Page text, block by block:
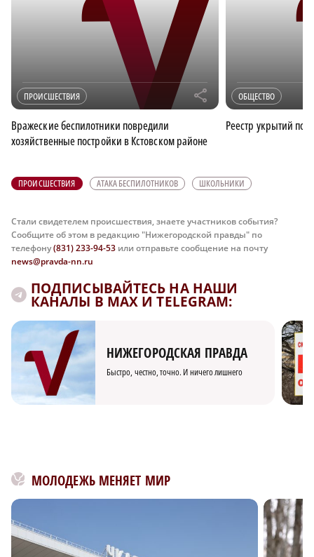
ПРОИСШЕСТВИЯ r
Вражеские беспилотники повредили
хозяйственные постройки в Кстовском районе
ОБЩЕСТВО
Реестр укрытий
ПРОИСШЕСТВИЯ АТАКА БЕСПИЛОТНИКОВ ШКОЛЬНИКИ
Стали свидетелем происшествия, знаете участников события?
Сообщите об этом в редакцию "Нижегородской правды" по
телефону(831) 233-94-53 или отправьте сообщение на почту
news@pravda-nn.ru
ПОДПИСЫВАЙТЕСЬ НА НАШИ
КАНАЛЫ В MAX И TELEGRAM:
НИЖЕГОРОДСКАЯ ПРАВДА
Быстро, честно, точно. И ничего лишнего
МОЛОДЕЖЬ МЕНЯЕТ МИР